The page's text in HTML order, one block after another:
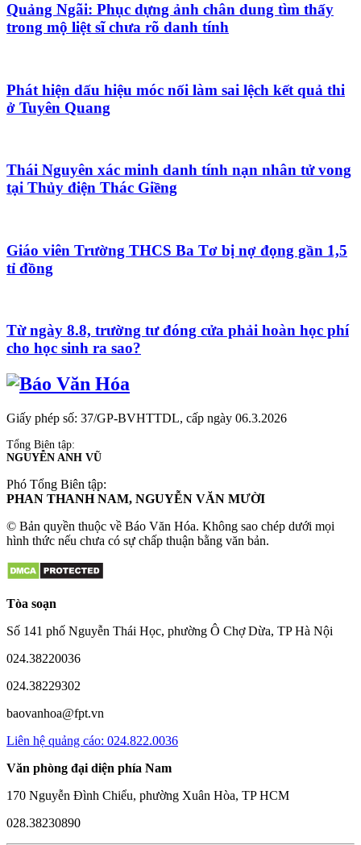
Quảng Ngãi: Phục dựng ảnh chân dung tìm thấy
trong mộ liệt sĩ chưa rõ danh tính
Phát hiện dấu hiệu móc nối làm sai lệch kết quả thi
ở Tuyên Quang
Thái Nguyên xác minh danh tính nạn nhân tử vong
tại Thủy điện Thác Giềng
Giáo viên Trường THCS Ba Tơ bị nợ đọng gần 1,5
tỉ đồng
Từ ngày 8.8, trường tư đóng cửa phải hoàn học phí
cho học sinh ra sao?
Giấy phép số: 37/GP-BVHTTDL, cấp ngày 06.3.2026
Tổng Biên tập:
NGUYỄN ANH VŨ
Phó Tổng Biên tập:
PHAN THANH NAM, NGUYỄN VĂN MƯỜI
© Bản quyền thuộc về Báo Văn Hóa. Không sao chép dưới mọi
hình thức nếu chưa có sự chấp thuận bằng văn bản.
Tòa soạn
Số 141 phố Nguyễn Thái Học, phường Ô Chợ Dừa, TP Hà Nội
024.38220036
024.38229302
baovanhoa@fpt.vn
Liên hệ quảng cáo: 024.822.0036
Văn phòng đại diện phía Nam
170 Nguyễn Đình Chiểu, phường Xuân Hòa, TP HCM
028.38230890